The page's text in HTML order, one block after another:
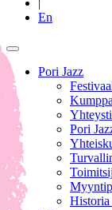
En
Pori Jazz
Pori
Historia